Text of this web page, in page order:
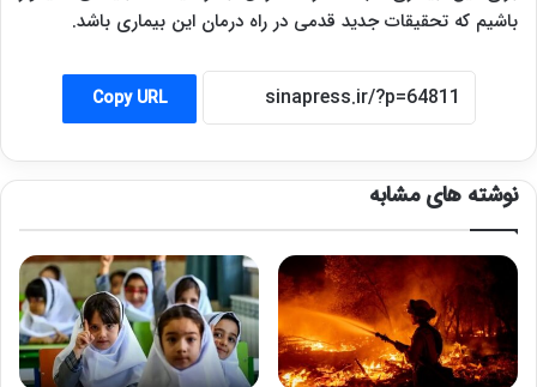
باشیم که تحقیقات جدید قدمی در راه درمان این بیماری باشد.
Copy URL
نوشته های مشابه